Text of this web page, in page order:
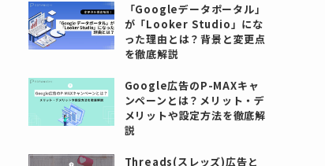
「Googleデータポータル」
が「Looker Studio」にな
った理由とは？背景と変更点
を徹底解説
Google広告のP-MAXキャ
ンペーンとは？メリット・デ
メリットや設定方法を徹底解
説
Threads(スレッズ)広告と